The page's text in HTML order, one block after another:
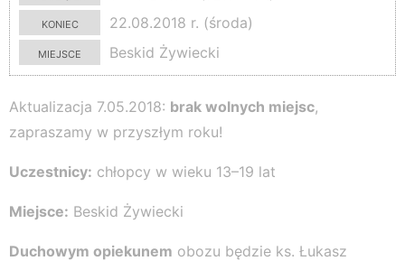
koniec
22.08.2018 r. (środa)
miejsce
Beskid Żywiecki
Aktualizacja 7.05.2018: brak wolnych miejsc,
zapraszamy w przyszłym roku!
Uczestnicy: chłopcy w wieku 13–19 lat
Miejsce: Beskid Żywiecki
Duchowym opiekunem obozu będzie ks. Łukasz